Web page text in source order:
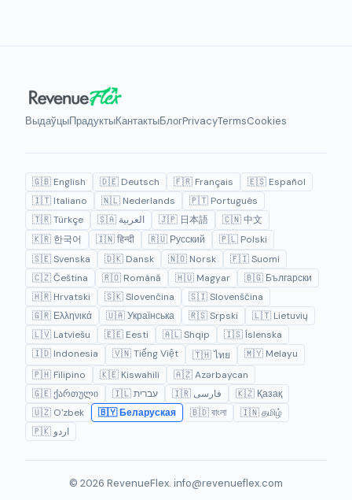
ВыдаўцыПрадуктыКантактыБлогPrivacyTermsCookies
🇬🇧 English 🇩🇪 Deutsch 🇫🇷 Français
🇪🇸 Español
🇮🇹 Italiano
🇳🇱 Nederlands
🇵🇹 Português
🇹🇷 Türkçe
🇸🇦 العربية 🇯🇵 日本語
🇨🇳 中文
🇰🇷 한국어
🇮🇳 हिन्दी 🇷🇺 Русский
🇵🇱 Polski
🇸🇪 Svenska
🇩🇰 Dansk 🇳🇴 Norsk
🇫🇮 Suomi
🇨🇿 Čeština
🇷🇴 Română 🇭🇺 Magyar
🇧🇬 Български
🇭🇷 Hrvatski
🇸🇰 Slovenčina
🇸🇮 Slovenščina
🇬🇷 Ελληνικά
🇺🇦 Українська 🇷🇸 Srpski
🇱🇹 Lietuvių
🇱🇻 Latviešu
🇪🇪 Eesti 🇦🇱 Shqip
🇮🇸 Íslenska
🇮🇩 Indonesia
🇻🇳 Tiếng Việt 🇹🇭 ไทย
🇲🇾 Melayu
🇵🇭 Filipino
🇰🇪 Kiswahili
🇦🇿 Azərbaycan
🇬🇪 ქართული
🇮🇱 עברית 🇮🇷 فارسی
🇰🇿 Қазақ
🇺🇿 O'zbek
🇧🇾 Беларуская 🇧🇩 বাংলা
🇮🇳 தமிழ்
🇵🇰 اردو
© 2026 RevenueFlex. info@revenueflex.com